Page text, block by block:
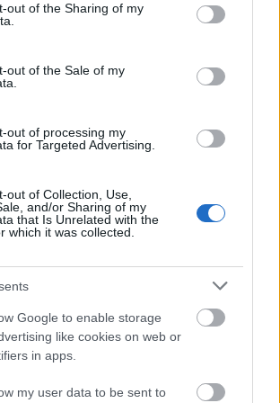
visit or usage behaviour. You may click to
to Google and its third-party tags to
below specified purposes in below Google
out of the Sharing of my
out of the Sale of my
out of processing my
for Targeted Advertising.
out of Collection, Use,
and/or Sharing of my
that Is Unrelated with the
which it was collected.
Google to enable storage
like cookies on web or
in apps.
my user data to be sent to
(peanut butter)
és az olajas magvakat
cm-es sütőtálat kivajazok, és
(ha szilikont használsz, azt
előmelegítem 170 fokra
re).
ledarálom, aztán a
és összekeverem az összes száraz
magvakat és gyümölcsöket
és a mézet egy másik
össze. Ráöntöm a száraz mixre, és